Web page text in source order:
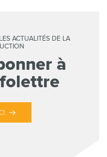
ACTUALITÉS DE LA
à